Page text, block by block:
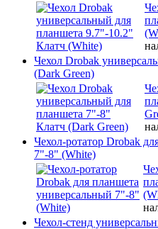
Чехол Drobak
(Dark Green)
Чехол-ротатор Drobak
7"-8" (White)
Чехол-стенд